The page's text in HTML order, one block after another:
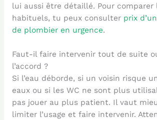
lui aussi être détaillé. Pour comparer
habituels, tu peux consulter prix
de plombier en urgence.
Faut-il faire intervenir tout de suite
l’accord ?
Si l’eau déborde, si un voisin risque
eaux ou si les WC ne sont plus
pas jouer au plus patient. Il vaut
limiter l’usage et faire intervenir.